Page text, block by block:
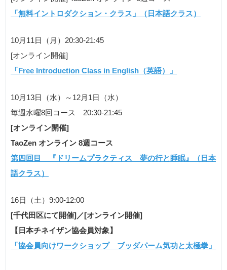
「無料イントロダクション・クラス」（日本語クラス）
10月11日（月）20:30-21:45
[オンライン開催]
「Free Introduction Class in English（英語）」
10月13日（水）～12月1日（水）
毎週水曜8回コース 20:30-21:45
[オンライン開催]
TaoZen オンライン 8週コース
第四回目 『ドリームプラクティス 夢の行と睡眠』（日本
語クラス）
16日（土）9:00-12:00
[千代田区にて開催]／[オンライン開催]
【日本チネイザン協会員対象】
「協会員向けワークショップ ブッダパーム気功と太極拳」